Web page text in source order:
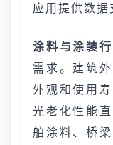
应用提供数据
涂料与涂装
需求。建筑
外观和使用
光老化性能
舶涂料、桥